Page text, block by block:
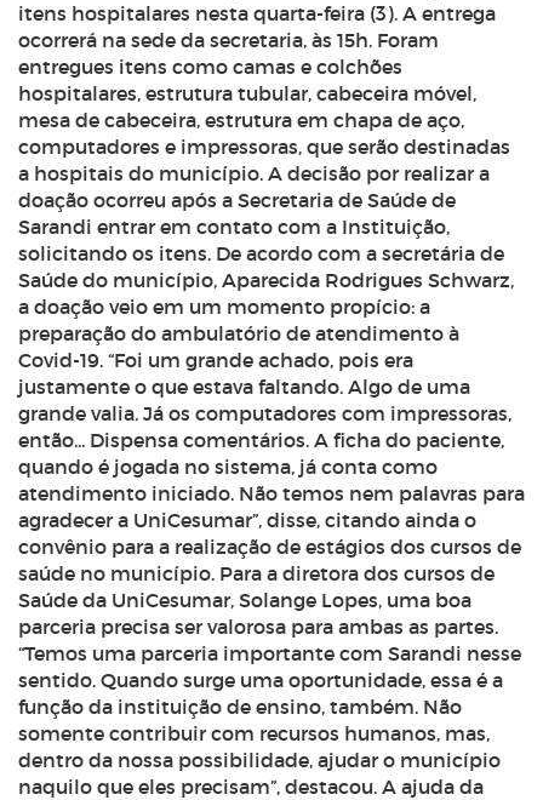
itens hospitalares nesta quarta-feira (3). A entrega
ocorrerá na sede da secretaria, às 15h. Foram
entregues itens como camas e colchões
hospitalares, estrutura tubular, cabeceira móvel,
mesa de cabeceira, estrutura em chapa de aço,
computadores e impressoras, que serão destinadas
a hospitais do município. A decisão por realizar a
doação ocorreu após a Secretaria de Saúde de
Sarandi entrar em contato com a Instituição,
solicitando os itens. De acordo com a secretária de
Saúde do município, Aparecida Rodrigues Schwarz,
a doação veio em um momento propício: a
preparação do ambulatório de atendimento à
Covid-19. “Foi um grande achado, pois era
justamente o que estava faltando. Algo de uma
grande valia. Já os computadores com impressoras,
então... Dispensa comentários. A ficha do paciente,
quando é jogada no sistema, já conta como
atendimento iniciado. Não temos nem palavras para
agradecer a UniCesumar”, disse, citando ainda o
convênio para a realização de estágios dos cursos de
saúde no município. Para a diretora dos cursos de
Saúde da UniCesumar, Solange Lopes, uma boa
parceria precisa ser valorosa para ambas as partes.
“Temos uma parceria importante com Sarandi nesse
sentido. Quando surge uma oportunidade, essa é a
função da instituição de ensino, também. Não
somente contribuir com recursos humanos, mas,
dentro da nossa possibilidade, ajudar o município
naquilo que eles precisam”, destacou. A ajuda da